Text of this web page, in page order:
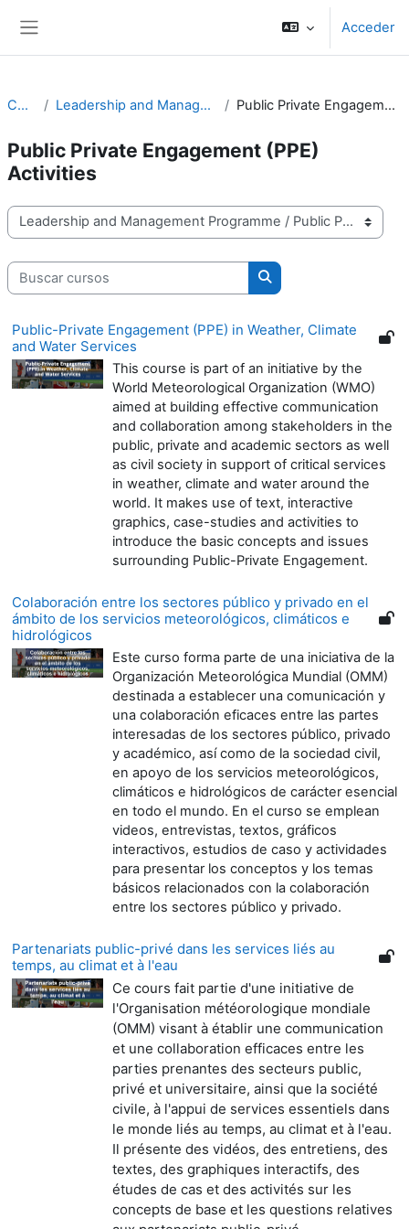
Acceder
Cursos Leadership and Management Programme Public Private Engagement (PPE) Activities
Public Private Engagement (PPE)
Activities
Categorías
Buscar cursos
Buscar cursos
Public-Private Engagement (PPE) in Weather, Climate
and Water Services
This course is part of an initiative by the
World Meteorological Organization (WMO)
aimed at building effective communication
and collaboration among stakeholders in the
public, private and academic sectors as well
as civil society in support of critical services
in weather, climate and water around the
world. It makes use of text, interactive
graphics, case-studies and activities to
introduce the basic concepts and issues
surrounding Public-Private Engagement.
Colaboración entre los sectores público y privado en el
ámbito de los servicios meteorológicos, climáticos e
hidrológicos
Este curso forma parte de una iniciativa de la
Organización Meteorológica Mundial (OMM)
destinada a establecer una comunicación y
una colaboración eficaces entre las partes
interesadas de los sectores público, privado
y académico, así como de la sociedad civil,
en apoyo de los servicios meteorológicos,
climáticos e hidrológicos de carácter esencial
en todo el mundo. En el curso se emplean
videos, entrevistas, textos, gráficos
interactivos, estudios de caso y actividades
para presentar los conceptos y los temas
básicos relacionados con la colaboración
entre los sectores público y privado.
Partenariats public-privé dans les services liés au
temps, au climat et à l'eau
Ce cours fait partie d'une initiative de
l'Organisation météorologique mondiale
(OMM) visant à établir une communication
et une collaboration efficaces entre les
parties prenantes des secteurs public,
privé et universitaire, ainsi que la société
civile, à l'appui de services essentiels dans
le monde liés au temps, au climat et à l'eau.
Il présente des vidéos, des entretiens, des
textes, des graphiques interactifs, des
études de cas et des activités sur les
concepts de base et les questions relatives